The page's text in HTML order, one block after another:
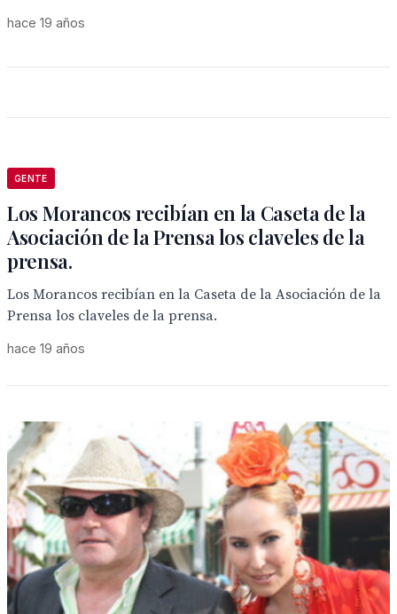
hace 19 años
GENTE
Los Morancos recibían en la Caseta de la
Asociación de la Prensa los claveles de la
prensa.
Los Morancos recibían en la Caseta de la Asociación de la
Prensa los claveles de la prensa.
hace 19 años